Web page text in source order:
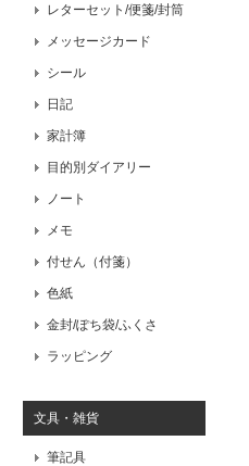
レターセット/便箋/封筒
メッセージカード
シール
日記
家計簿
目的別ダイアリー
ノート
メモ
付せん（付箋）
色紙
金封/ぽち袋/ふくさ
ラッピング
文具・雑貨
筆記具